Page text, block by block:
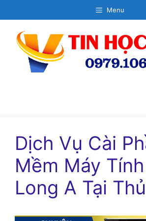
đến
dung
Menu
Dịch Vụ Cài
Mềm Máy
Long A Tại